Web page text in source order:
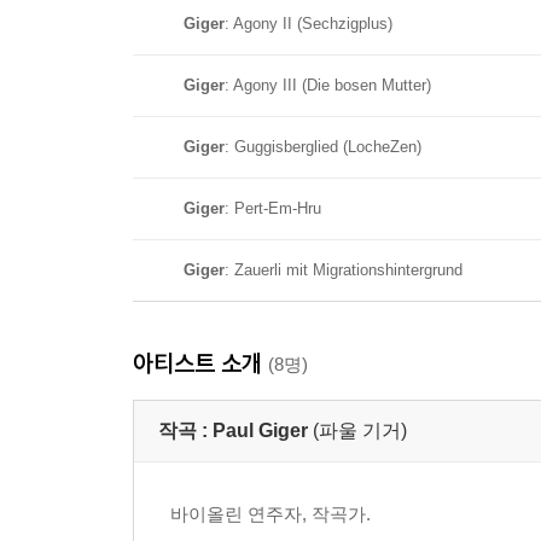
Giger: Agony II (Sechzigplus)
Giger: Agony III (Die bosen Mutter)
Giger: Guggisberglied (LocheZen)
Giger: Pert-Em-Hru
Giger: Zauerli mit Migrationshintergrund
아티스트 소개 (8명)
작곡 : Paul Giger (파울 기거)
바이올린 연주자, 작곡가.